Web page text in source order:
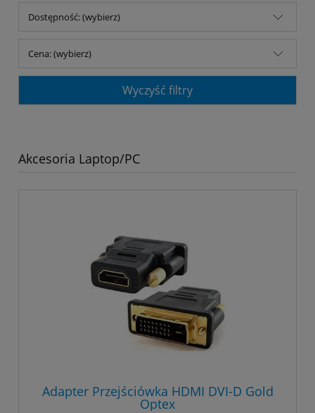
Dostępność: (wybierz)
Cena: (wybierz)
Wyczyść filtry
Akcesoria Laptop/PC
Adapter Przejściówka HDMI DVI-D Gold
Optex